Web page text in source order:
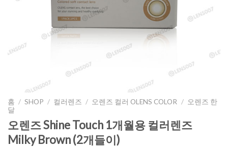
홈 / SHOP / 컬러렌즈 / 오렌즈 컬러 OLENS COLOR / 오렌즈 한
달
오렌즈 Shine Touch 1개월용 컬러렌즈
Milky Brown (2개들이)